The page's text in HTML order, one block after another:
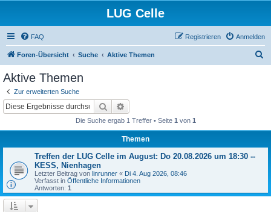
LUG Celle
FAQ Anmelden
Registrieren
Foren-Übersicht Suche Aktive Themen
Aktive Themen
Zur erweiterten Suche
Suche
Die Suche ergab 1 Treffer • Seite 1 von 1
Themen
Treffen der LUG Celle im August: Do 20.08.2026 um 18:30 --
KESS, Nienhagen
Letzter Beitrag von linrunner « Di 4. Aug 2026, 08:46
Verfasst in Öffentliche Informationen
Antworten: 1